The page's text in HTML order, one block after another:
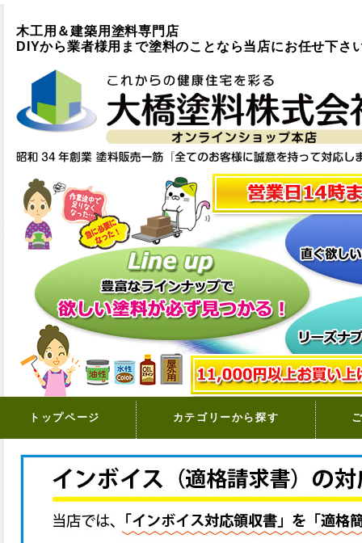
木工用＆建築用塗料専門店
DIYから業者様用まで塗料のことなら当店にお任せ下さ
トップページ カテゴリーから探す